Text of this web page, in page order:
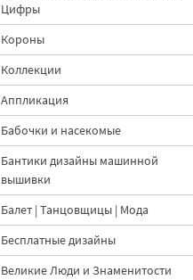
Цифры
Короны
Коллекции
Аппликация
Бабочки и насекомые
Бантики дизайны машинной
вышивки
Балет | Танцовщицы | Мода
Бесплатные дизайны
Великие Люди и Знаменитости